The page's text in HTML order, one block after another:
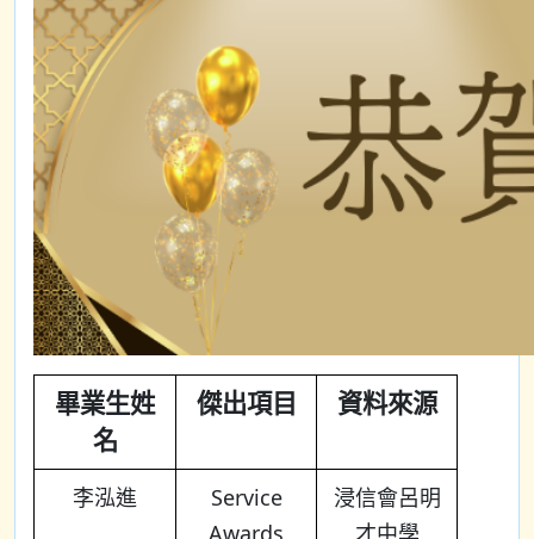
畢業生姓
名
傑出項目 資料來源
李泓進
Service
Awards
浸信會呂明
才中學